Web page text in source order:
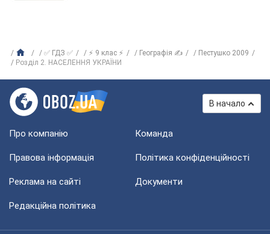
✅ ГДЗ ✅ ⚡ 9 клас ⚡ Географія ✍
Пестушко 2009
Розділ 2. НАСЕЛЕННЯ УКРАЇНИ
В начало
Про компанію Команда
Правова інформація Політика конфіденційності
Реклама на сайті Документи
Редакційна політика